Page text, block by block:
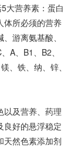
大营养素：蛋白
体所必须的营养
游离氨基酸、
A、B1、B2、
、铁、纳、锌、
以及营养、药理
良好的悬浮稳定
天然色素添加剂